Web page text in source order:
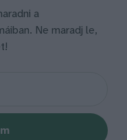
a
Ne maradj le,